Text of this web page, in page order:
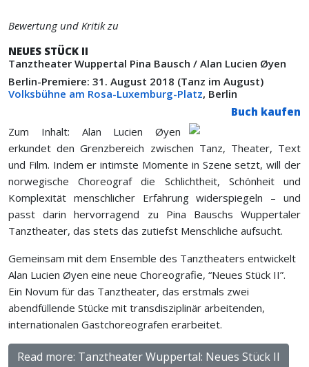
Bewertung und Kritik zu
NEUES STÜCK II
Tanztheater Wuppertal Pina Bausch / Alan Lucien Øyen
Berlin-Premiere: 31. August 2018 (Tanz im August)
Volksbühne am Rosa-Luxemburg-Platz, Berlin
Buch kaufen
Zum Inhalt: Alan Lucien Øyen
erkundet den Grenzbereich zwischen Tanz, Theater, Text
und Film. Indem er intimste Momente in Szene setzt, will der
norwegische Choreograf die Schlichtheit, Schönheit und
Komplexität menschlicher Erfahrung widerspiegeln – und
passt darin hervorragend zu Pina Bauschs Wuppertaler
Tanztheater, das stets das zutiefst Menschliche aufsucht.
Gemeinsam mit dem Ensemble des Tanztheaters entwickelt
Alan Lucien Øyen eine neue Choreografie, “Neues Stück II”.
Ein Novum für das Tanztheater, das erstmals zwei
abendfüllende Stücke mit transdisziplinär arbeitenden,
internationalen Gastchoreografen erarbeitet.
Read more: Tanztheater Wuppertal: Neues Stück II